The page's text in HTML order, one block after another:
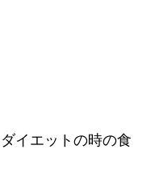
イエットの時の食